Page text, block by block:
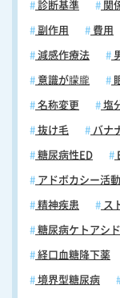
診断基準 関
副作用 費用
減感作療法
意識が朦朧
名称変更 塩
抜け毛 バナ
糖尿病性ED
アドボカシー活動
精神疾患 ス
糖尿病ケトアシ
経口血糖降下薬
境界型糖尿病